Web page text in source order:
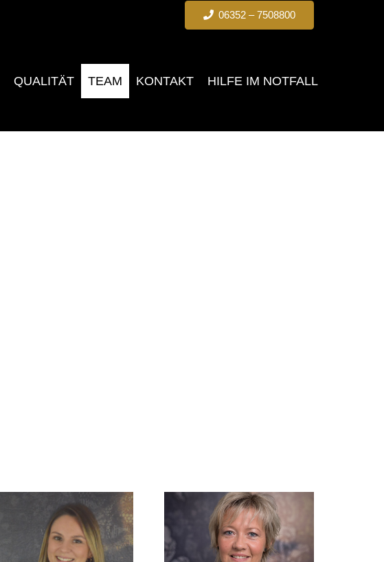
06352 – 7508800
QUALITÄT TEAM KONTAKT HILFE IM NOTFALL